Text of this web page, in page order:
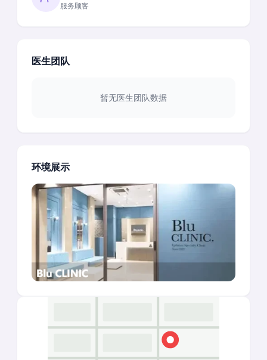
服务顾客
医生团队
暂无医生团队数据
环境展示